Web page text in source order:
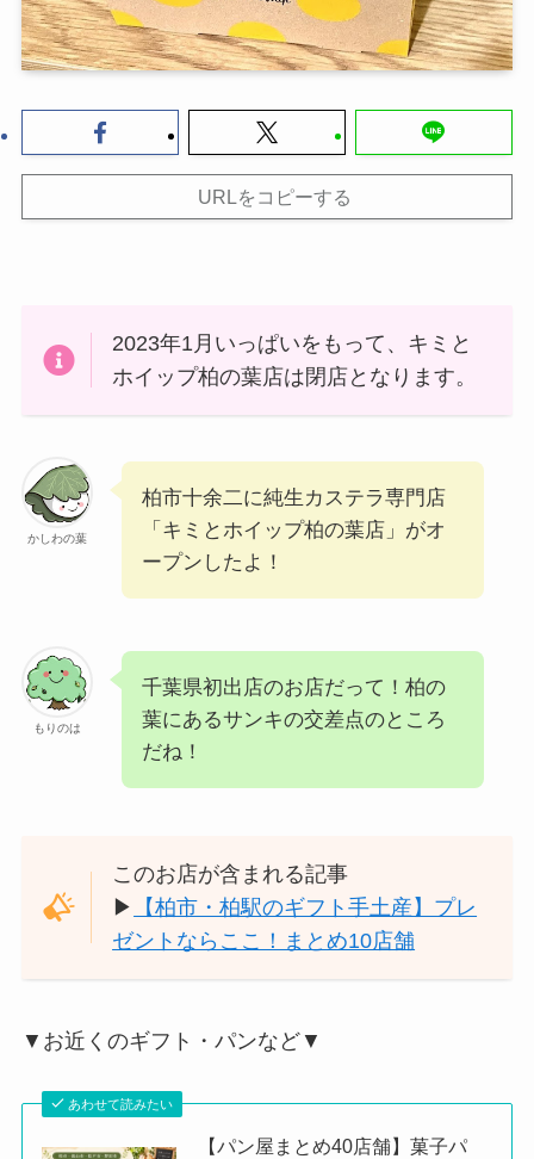
URLをコピーする
2023年1月いっぱいをもって、キミと
ホイップ柏の葉店は閉店となります。
かしわの葉
柏市十余二に純生カステラ専門店
「キミとホイップ柏の葉店」がオ
ープンしたよ！
もりのは
千葉県初出店のお店だって！柏の
葉にあるサンキの交差点のところ
だね！
このお店が含まれる記事
▶︎
【柏市・柏駅のギフト手土産】プレ
ゼントならここ！まとめ10店舗
▼お近くのギフト・パンなど▼
あわせて読みたい
【パン屋まとめ40店舗】菓子パ